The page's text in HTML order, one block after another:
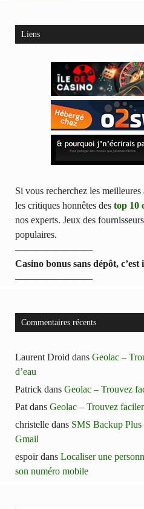
Liens
Si vous recherchez les
les critiques honnêtes des top 10
nos experts. Jeux des
populaires.
————————
Casino bonus sans dépôt, c’est
————————
Commentaires récents
Laurent Droid dans Geolac –
d’eau
Patrick dans Geolac – Trouvez
Pat dans Geolac – Trouvez
christelle dans SMS Backup
Gmail
espoirdans Localiser une
son numéro mobile